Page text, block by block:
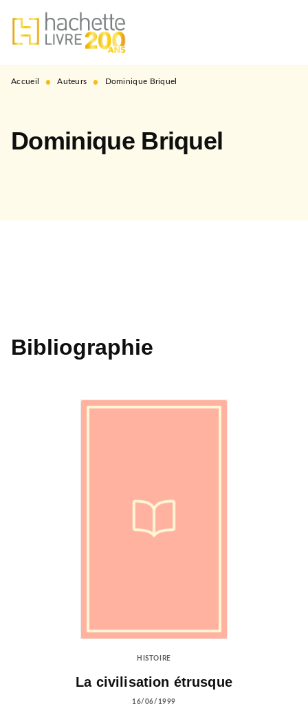
MENU RECHERCHE
PIED DE PAGE
Accueil • Auteurs • Dominique Briquel
Dominique Briquel
Bibliographie
HISTOIRE
La civilisation étrusque
16/06/1999